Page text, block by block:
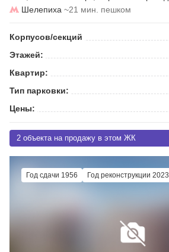
Шелепиха ~21 мин. пешком
Корпусов/секций
Этажей:
Квартир:
Тип парковки:
Цены:
2 объекта на продажу в этом ЖК
Год сдачи 1956 Год реконструкции 2023